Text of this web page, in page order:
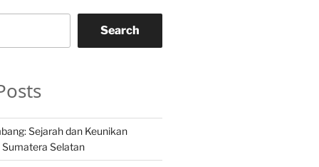
Search
Sejarah dan Keunikan
Selatan